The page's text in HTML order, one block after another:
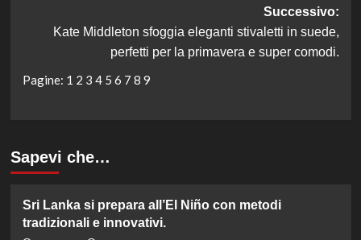
Successivo:
Kate Middleton sfoggia eleganti stivaletti in suede,
perfetti per la primavera e super comodi.
Pagine: 1 2 3 4 5 6 7 8 9
Sapevi che…
Sri Lanka si prepara all’El Niño con metodi
tradizionali e innovativi.